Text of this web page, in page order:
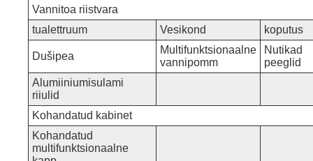
Vannitoa riistvara
tualettruum
Vesikond koputus
Dušipea
Multifunktsionaalne
vannipomm
Nutikad
peeglid
Alumiiniumisulami
riiulid
Kohandatud kabinet
Kohandatud
multifunktsionaalne